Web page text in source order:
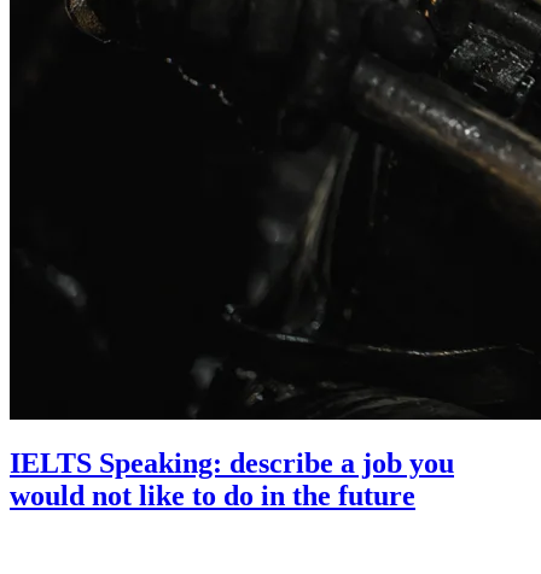
IELTS Speaking: describe a job you
would not like to do in the future